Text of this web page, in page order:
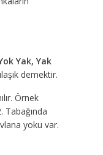
Yak, Yak
demektir.
Örnek
Tabağında
yoku var.